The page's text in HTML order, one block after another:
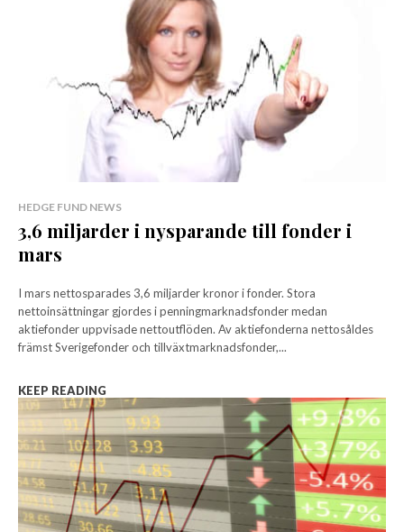
HEDGE FUND NEWS
3,6 miljarder i nysparande till fonder i
mars
I mars nettosparades 3,6 miljarder kronor i fonder. Stora
nettoinsättningar gjordes i penningmarknadsfonder medan
aktiefonder uppvisade nettoutflöden. Av aktiefonderna nettosåldes
främst Sverigefonder och tillväxtmarknadsfonder,...
KEEP READING